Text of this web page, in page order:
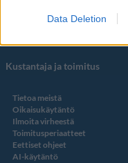
Data Deletion
Kustantaja ja toimitus
Tietoa meistä
Oikaisukäytäntö
Ilmoita virheestä
Toimitusperiaatteet
Eettiset ohjeet
AI-käytäntö